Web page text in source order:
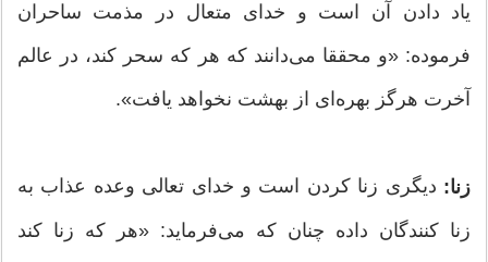
یاد دادن آن است و خدای متعال در مذمت ساحران
فرموده: «و محققا می‌دانند که هر که سحر کند، در عالم
آخرت هرگز بهره‌ای از بهشت نخواهد یافت».
زنا: دیگری زنا کردن است و خدای تعالی وعده عذاب به
زنا کنندگان داده چنان که می‌فرماید: «هر که زنا کند